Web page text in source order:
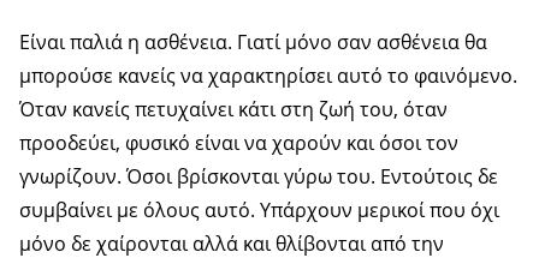
Είναι παλιά η ασθένεια. Γιατί μόνο σαν ασθένεια θα
μπορούσε κανείς να χαρακτηρίσει αυτό το φαινόμενο.
Όταν κανείς πετυχαίνει κάτι στη ζωή του, όταν
προοδεύει, φυσικό είναι να χαρούν και όσοι τον
γνωρίζουν. Όσοι βρίσκονται γύρω του. Εντούτοις δε
συμβαίνει με όλους αυτό. Υπάρχουν μερικοί που όχι
μόνο δε χαίρονται αλλά και θλίβονται από την